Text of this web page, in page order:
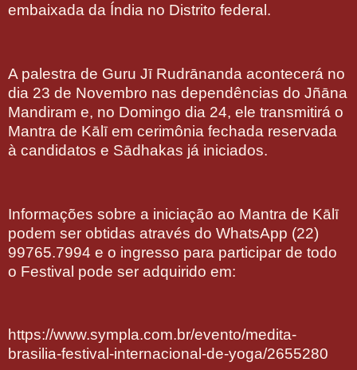
embaixada da Índia no Distrito federal.
A palestra de Guru Jī Rudrānanda acontecerá no
dia 23 de Novembro nas dependências do Jñāna
Mandiram e, no Domingo dia 24, ele transmitirá o
Mantra de Kālī em cerimônia fechada reservada
à candidatos e Sādhakas já iniciados.
Informações sobre a iniciação ao Mantra de Kālī
podem ser obtidas através do WhatsApp (22)
99765.7994 e o ingresso para participar de todo
o Festival pode ser adquirido em:
https://www.sympla.com.br/evento/medita-
brasilia-festival-internacional-de-yoga/2655280